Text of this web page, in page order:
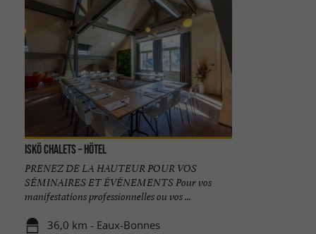
ISKÖ Chalets – Hötel
PRENEZ DE LA HAUTEUR POUR VOS
SÉMINAIRES ET ÉVÉNEMENTS Pour vos
manifestations professionnelles ou vos ...
36,0 km - Eaux-Bonnes